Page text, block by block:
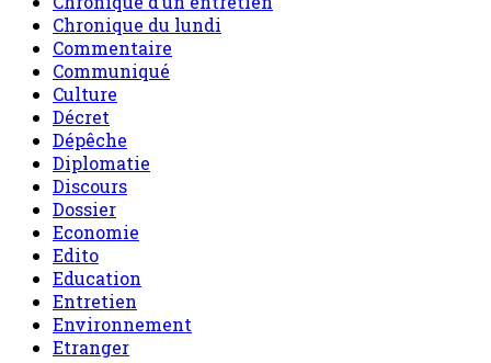
Chronique du lundi
Commentaire
Communiqué
Culture
Décret
Dépêche
Diplomatie
Discours
Dossier
Economie
Edito
Education
Entretien
Environnement
Etranger